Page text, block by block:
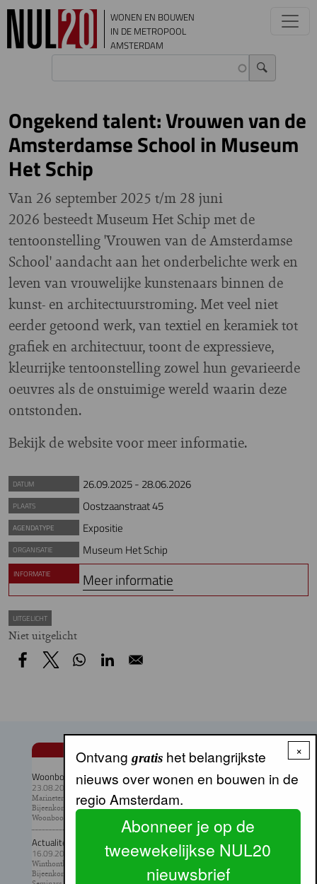
Overslaan en naar de inhoud gaan
WONEN EN BOUWEN
IN DE METROPOOL
AMSTERDAM
Ongekend talent: Vrouwen van de
Amsterdamse School in Museum
Het Schip
Van 26 september 2025 t/m 28 juni
2026 besteedt Museum Het Schip met de
tentoonstelling 'Vrouwen van de Amsterdamse
School' aandacht aan het onderbelichte werk en
leven van vrouwelijke kunstenaars binnen de
kunst- en architectuurstroming. Met veel niet
eerder getoond werk, van textiel en keramiek tot
grafiek en architectuur, toont de expressieve,
kleurrijke tentoonstelling zowel hun gevarieerde
oeuvres als de onstuimige wereld waarin deze
ontstonden.
Bekijk de website voor meer informatie.
DATUM 26.09.2025- 28.06.2026
PLAATS Oostzaanstraat 45
AGENDATYPE Expositie
ORGANISATIE Museum Het Schip
INFORMATIE Meer informatie
UITGELICHT
Niet uitgelicht
Woonbootfestival
23.08.2026
Marineterrein, Amsterdam
Bijeenkomst
Woonbootvereniging Amsterdam, LWO
Actualiteit huurbeleid woningcorporaties
16.09.2026
Winthontlaan 4-6, Utrecht
Bijeenkomst
×
Ontvang gratishet belangrijkste
nieuws over wonen en bouwen in de
regio Amsterdam.
Abonneer je op de
tweewekelijkse NUL20
nieuwsbrief